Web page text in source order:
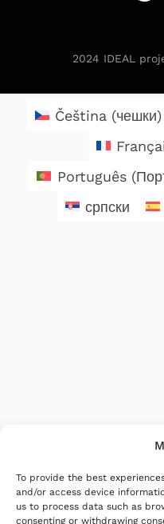
To provide the best
and/or access device
us to process data such as
consenting or withdrawing
2024 IDEAL
Čeština (чешки)
Português(
српски